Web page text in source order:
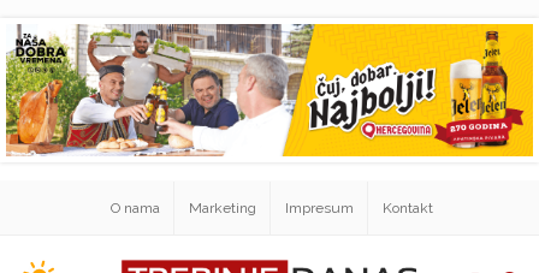
O nama Marketing Impresum Kontakt